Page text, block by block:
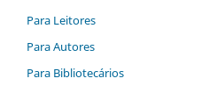
Para Leitores
Para Autores
Para Bibliotecários